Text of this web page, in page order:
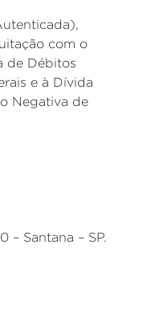
com o
de Débitos
e à Dívida
Negativa de
– Santana – SP.